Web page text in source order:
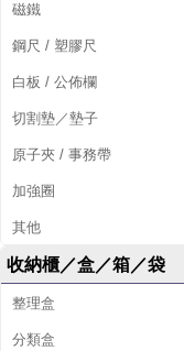
磁鐵
鋼尺 / 塑膠尺
白板 / 公佈欄
切割墊／墊子
原子夾 / 事務帶
加強圈
其他
收納櫃／盒／箱／袋
整理盒
分類盒